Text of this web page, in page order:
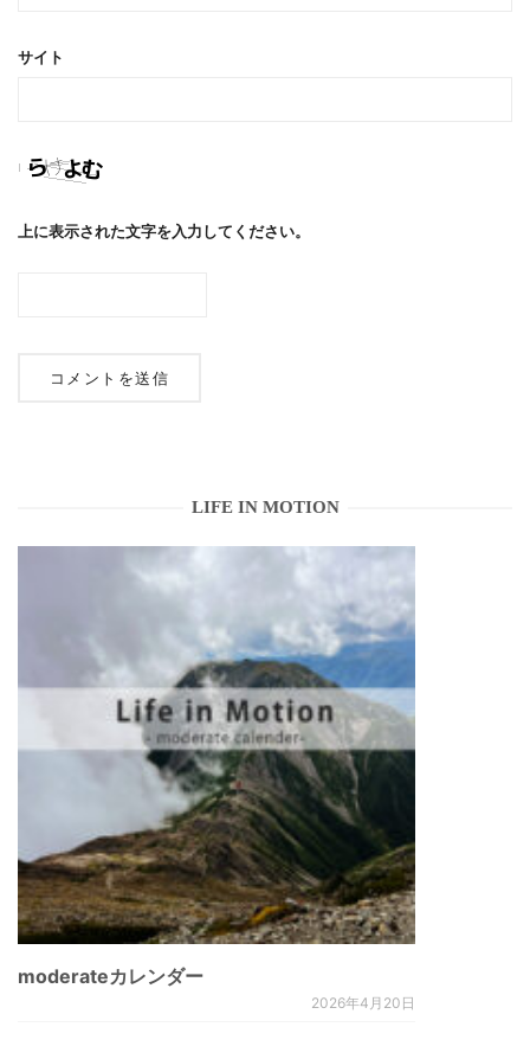
サイト
上に表示された文字を入力してください。
LIFE IN MOTION
moderateカレンダー
2026年4月20日